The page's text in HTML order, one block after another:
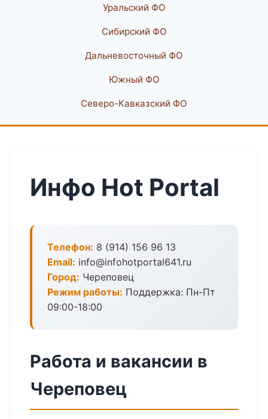
Уральский ФО
Сибирский ФО
Дальневосточный ФО
Южный ФО
Северо-Кавказский ФО
Инфо Hot Portal
Телефон: 8 (914) 156 96 13
Email: info@infohotportal641.ru
Город: Череповец
Режим работы: Поддержка: Пн-Пт
09:00-18:00
Работа и вакансии в
Череповец